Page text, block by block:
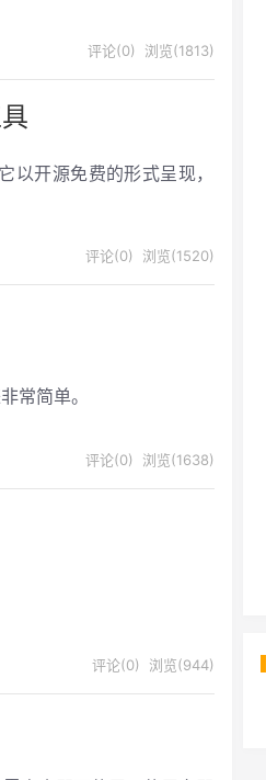
评论(0) 浏览(1813)
开源免费的形式呈现，
评论(0) 浏览(1520)
常简单。
评论(0) 浏览(1638)
评论(0) 浏览(944)